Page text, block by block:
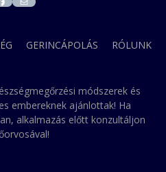
GERINCÁPOLÁS RÓLUNK
módszerek és
embereknek ajánlottak! Ha
alkalmazás előtt konzultáljon